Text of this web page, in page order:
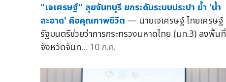
"เจเศรษฐ์" ลุยจันทบุรี ยกระดับระบบประปา ย้ำ 'น้ำ
สะอาด' คือคุณภาพชีวิต — นายเจเศรษฐ์ ไทยเศรษฐ์
รัฐมนตรีช่วยว่าการกระทรวงมหาดไทย (มท.3) ลงพื้นที่
จังหวัดจันท... 10 ก.ค.